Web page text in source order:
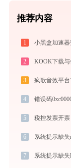
推荐内容
1 小黑盒加速
2 KOOK下载
3 疯歌音效平
4 错误码
5 税控发票开票
6 系统提示缺
7 系统提示缺